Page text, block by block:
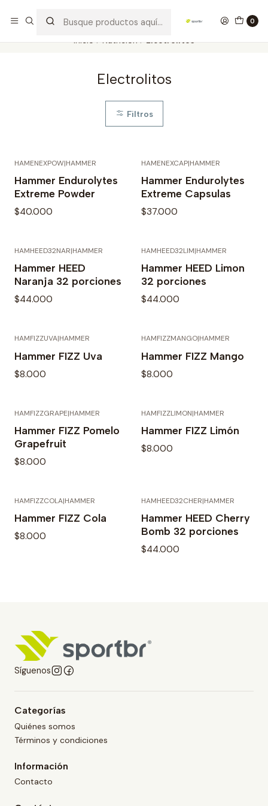
0
Inicio Nutrición Electrolitos
Electrolitos
Filtros
HAMENEXPOW|HAMMER
Hammer Endurolytes
Extreme Powder
$40.000
HAMENEXCAP|HAMMER
Hammer Endurolytes
Extreme Capsulas
$37.000
HAMHEED32NAR|HAMMER
Hammer HEED
Naranja 32 porciones
$44.000
HAMHEED32LIM|HAMMER
Hammer HEED Limon
32 porciones
$44.000
HAMFIZZUVA|HAMMER
Hammer FIZZ Uva
$8.000
HAMFIZZMANGO|HAMMER
Hammer FIZZ Mango
$8.000
HAMFIZZGRAPE|HAMMER
Hammer FIZZ Pomelo
Grapefruit
$8.000
HAMFIZZLIMON|HAMMER
Hammer FIZZ Limón
$8.000
HAMFIZZCOLA|HAMMER
Hammer FIZZ Cola
$8.000
HAMHEED32CHER|HAMMER
Hammer HEED Cherry
Bomb 32 porciones
$44.000
Síguenos
Categorías
Quiénes somos
Términos y condiciones
Información
Contacto